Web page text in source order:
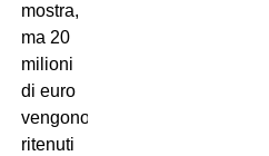
mostra,
ma 20
milioni
di euro
vengono
ritenuti